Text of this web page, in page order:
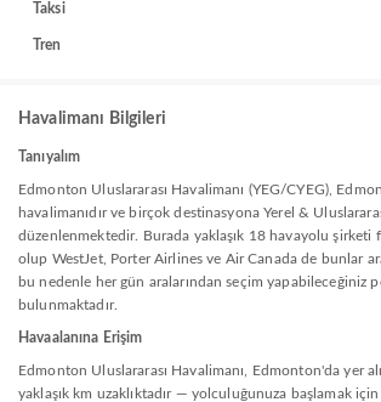
Taksi
Tren
Havalimanı Bilgileri
Tanıyalım
Edmonton Uluslararası Havalimanı (YEG/CYEG),
havalimanıdır ve birçok destinasyona Yerel &
düzenlenmektedir. Burada yaklaşık 18 havayolu şirketi
olup WestJet, Porter Airlines ve Air Canada de bunlar
bu nedenle her gün aralarından seçim yapabileceğiniz
bulunmaktadır.
Havaalanına Erişim
Edmonton Uluslararası Havalimanı, Edmonton'da yer
yaklaşık km uzaklıktadır — yolculuğunuza başlamak